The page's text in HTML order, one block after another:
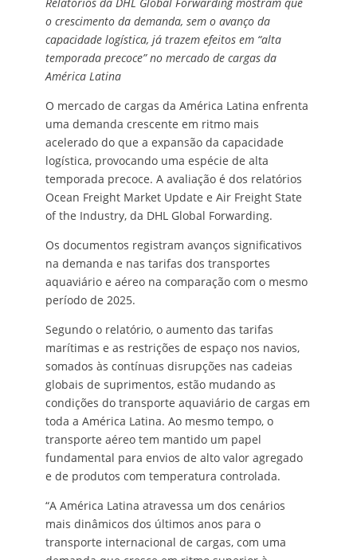
o crescimento da demanda, sem o avanço da
capacidade logística, já trazem efeitos em “alta
temporada precoce” no mercado de cargas da
América Latina
O mercado de cargas da América Latina enfrenta
uma demanda crescente em ritmo mais
acelerado do que a expansão da capacidade
logística, provocando uma espécie de alta
temporada precoce. A avaliação é dos relatórios
Ocean Freight Market Update e Air Freight State
of the Industry, da DHL Global Forwarding.
Os documentos registram avanços significativos
na demanda e nas tarifas dos transportes
aquaviário e aéreo na comparação com o mesmo
período de 2025.
Segundo o relatório, o aumento das tarifas
marítimas e as restrições de espaço nos navios,
somados às contínuas disrupções nas cadeias
globais de suprimentos, estão mudando as
condições do transporte aquaviário de cargas em
toda a América Latina. Ao mesmo tempo, o
transporte aéreo tem mantido um papel
fundamental para envios de alto valor agregado
e de produtos com temperatura controlada.
“A América Latina atravessa um dos cenários
mais dinâmicos dos últimos anos para o
transporte internacional de cargas, com uma